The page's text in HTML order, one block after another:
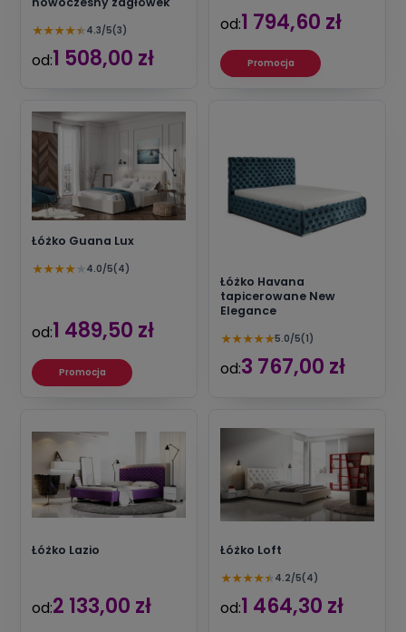
★★★★★ 4.3/5(3)
od:1 508,00 zł
od:1 794,60 zł
Promocja
Łóżko Guana Lux
★★★★ ★ 4.0/5(4)
od:1 489,50 zł
Promocja
Łóżko Havana
tapicerowane New
Elegance
★★★★★5.0/5(1)
od:3 767,00 zł
Łóżko Lazio
od:2 133,00 zł
Łóżko Loft
★★★★★ 4.2/5(4)
od:1 464,30 zł